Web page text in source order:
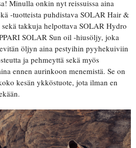
Minulla onkin nyt reissuissa aina
-tuotteista puhdistava SOLAR Hair &
takkuja helpottava SOLAR Hydro
SOLAR Sun oil -hiusöljy, joka
öljyn aina pestyihin pyyhekuiviin
ja pehmeyttä sekä myös
ennen aurinkoon menemistä. Se on
kesän ykköstuote, jota ilman en